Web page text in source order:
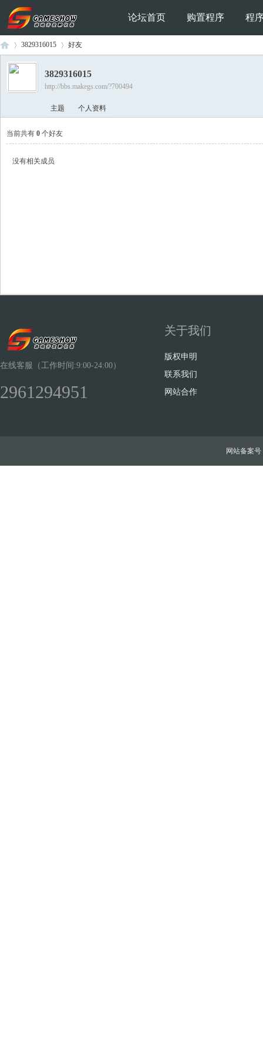
论坛首页 购置程序 程
›
3829316015 好友
3829316015
http://bbs.makegs.com/?700494
主题 个人资料
当前共有 0 个好友
没有相关成员
在线客服（工作时间:9:00-24:00）
2961294951
关于我们
版权申明
联系我们
网站合作
网站备案号